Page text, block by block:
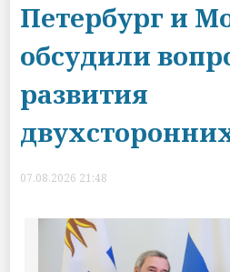
Петербург и
обсудили
развития
07.08.2026 21:48